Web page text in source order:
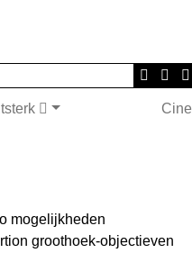
Cine
mogelijkheden
groothoek-objectieven